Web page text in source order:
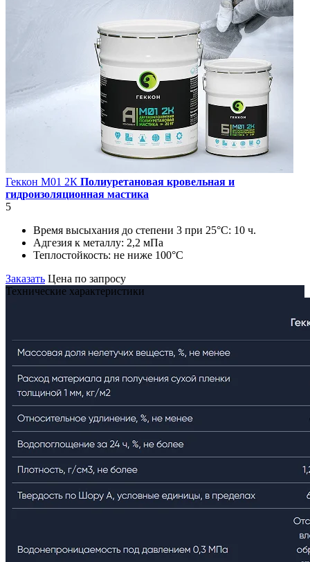
Геккон М01 2К Полиуретановая кровельная и
гидроизоляционная мастика
5
Время высыхания до степени 3 при 25°С: 10 ч.
Адгезия к металлу: 2,2 мПа
Теплостойкость: не ниже 100°С
Заказать Цена по запросу
Технические характеристики